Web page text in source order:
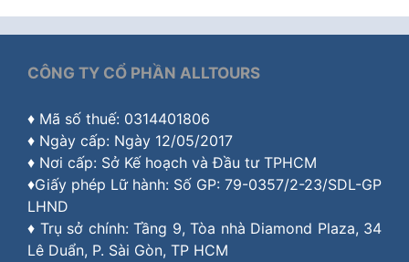
CÔNG TY CỔ PHẦN ALLTOURS
♦ Mã số thuế: 0314401806
♦ Ngày cấp: Ngày 12/05/2017
♦ Nơi cấp: Sở Kế hoạch và Đầu tư TPHCM
♦Giấy phép Lữ hành: Số GP: 79-0357/2-23/SDL-GP
LHND
♦ Trụ sở chính: Tầng 9, Tòa nhà Diamond Plaza, 34
Lê Duẩn, P. Sài Gòn, TP HCM